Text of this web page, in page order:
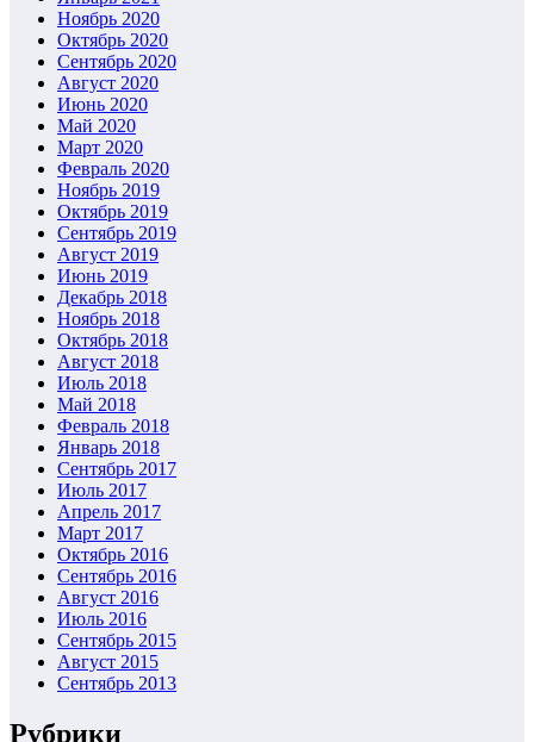
Ноябрь 2020
Октябрь 2020
Сентябрь 2020
Август 2020
Июнь 2020
Май 2020
Март 2020
Февраль 2020
Ноябрь 2019
Октябрь 2019
Сентябрь 2019
Август 2019
Июнь 2019
Декабрь 2018
Ноябрь 2018
Октябрь 2018
Август 2018
Июль 2018
Май 2018
Февраль 2018
Январь 2018
Сентябрь 2017
Июль 2017
Апрель 2017
Март 2017
Октябрь 2016
Сентябрь 2016
Август 2016
Июль 2016
Сентябрь 2015
Август 2015
Сентябрь 2013
Рубрики